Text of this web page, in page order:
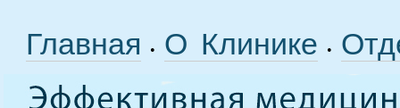
Главная • О Клинике •